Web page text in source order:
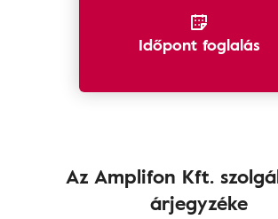
Időpont foglalás
Az Amplifon Kft.
árjegyzéke